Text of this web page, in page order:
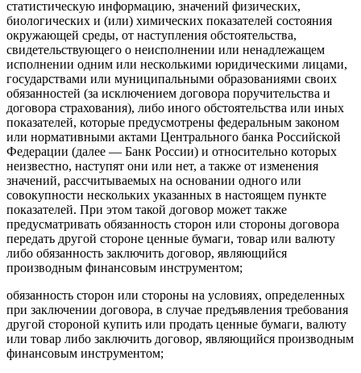
статистическую информацию, значений физических,
биологических и (или) химических показателей состояния
окружающей среды, от наступления обстоятельства,
свидетельствующего о неисполнении или ненадлежащем
исполнении одним или несколькими юридическими лицами,
государствами или муниципальными образованиями своих
обязанностей (за исключением договора поручительства и
договора страхования), либо иного обстоятельства или иных
показателей, которые предусмотрены федеральным законом
или нормативными актами Центрального банка Российской
Федерации (далее — Банк России) и относительно которых
неизвестно, наступят они или нет, а также от изменения
значений, рассчитываемых на основании одного или
совокупности нескольких указанных в настоящем пункте
показателей. При этом такой договор может также
предусматривать обязанность сторон или стороны договора
передать другой стороне ценные бумаги, товар или валюту
либо обязанность заключить договор, являющийся
производным финансовым инструментом;
обязанность сторон или стороны на условиях, определенных
при заключении договора, в случае предъявления требования
другой стороной купить или продать ценные бумаги, валюту
или товар либо заключить договор, являющийся производным
финансовым инструментом;